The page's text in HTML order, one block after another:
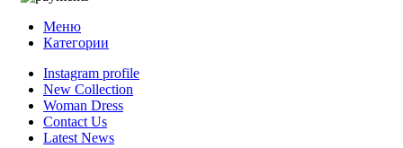
Меню
Категории
Instagram profile
New Collection
Woman Dress
Contact Us
Latest News